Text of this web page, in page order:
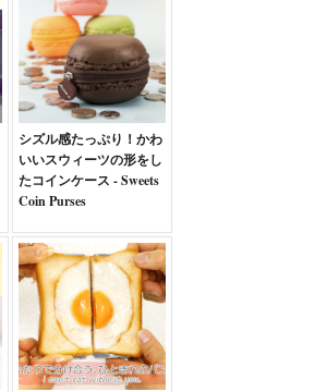
シズル感たっぷり！かわ
いいスウィーツの形をし
たコインケース - Sweets
Coin Purses